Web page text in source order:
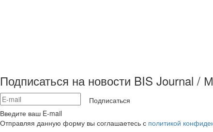
Подписаться на новости BIS Journal /
Подписаться
Введите ваш E-mail
Отправляя данную форму вы соглашаетесь с политикой